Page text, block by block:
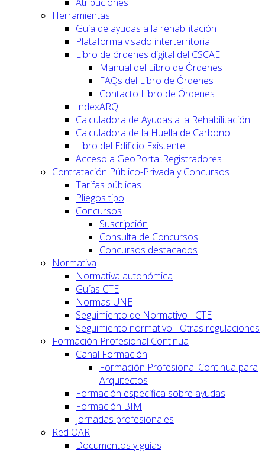
Atribuciones
Herramientas
Guía de ayudas a la rehabilitación
Plataforma visado interterritorial
Libro de órdenes digital del CSCAE
Manual del Libro de Órdenes
FAQs del Libro de Órdenes
Contacto Libro de Órdenes
IndexARQ
Calculadora de Ayudas a la Rehabilitación
Calculadora de la Huella de Carbono
Libro del Edificio Existente
Acceso a GeoPortal.Registradores
Contratación Público-Privada y Concursos
Tarifas públicas
Pliegos tipo
Concursos
Suscripción
Consulta de Concursos
Concursos destacados
Normativa
Normativa autonómica
Guías CTE
Normas UNE
Seguimiento de Normativo - CTE
Seguimiento normativo - Otras regulaciones
Formación Profesional Continua
Canal Formación
Formación Profesional Continua para
Arquitectos
Formación específica sobre ayudas
Formación BIM
Jornadas profesionales
Red OAR
Documentos y guías